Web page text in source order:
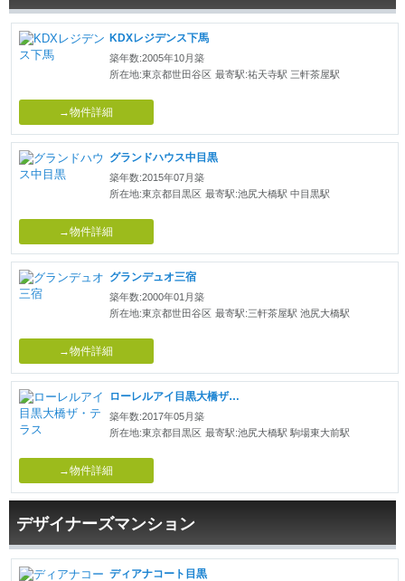
KDXレジデンス下馬
築年数:2005年10月築
所在地:東京都世田谷区 最寄駅:祐天寺駅 三軒茶屋駅
→物件詳細
グランドハウス中目黒
築年数:2015年07月築
所在地:東京都目黒区 最寄駅:池尻大橋駅 中目黒駅
→物件詳細
グランデュオ三宿
築年数:2000年01月築
所在地:東京都世田谷区 最寄駅:三軒茶屋駅 池尻大橋駅
→物件詳細
ローレルアイ目黒大橋ザ・テラス
築年数:2017年05月築
所在地:東京都目黒区 最寄駅:池尻大橋駅 駒場東大前駅
→物件詳細
デザイナーズマンション
ディアナコート目黒